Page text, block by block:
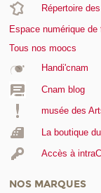
Répertoire
Espace numérique de
Tous nos moocs
Handi'cnam
Cnam blog
musée des
La boutique
Accès à
NOS MARQUES